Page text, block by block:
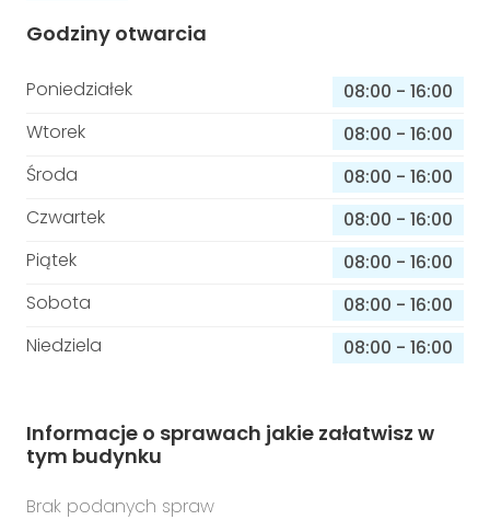
Godziny otwarcia
Poniedziałek 08:00 - 16:00
Wtorek
08:00 - 16:00
Środa
08:00 - 16:00
Czwartek
08:00 - 16:00
Piątek
08:00 - 16:00
Sobota
08:00 - 16:00
Niedziela
08:00 - 16:00
Informacje o sprawach jakie załatwisz w
tym budynku
Brak podanych spraw